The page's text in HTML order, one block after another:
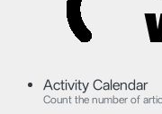
Activity Calendar
Count the number of